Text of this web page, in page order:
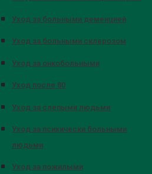
Уход за больными деменцией
Уход за больными склерозом
Уход за онкобольными
Уход после 80
Уход за слепыми людьми
Уход за психически больными
людьми
Уход за пожилыми